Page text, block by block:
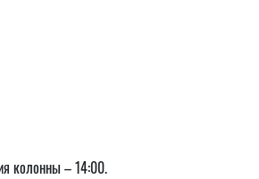
колонны – 14:00.